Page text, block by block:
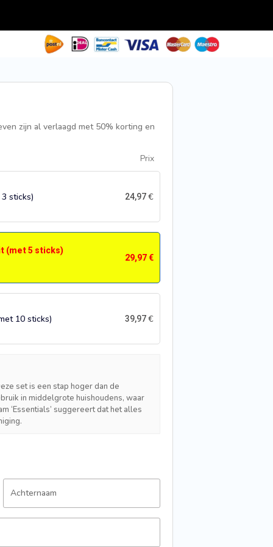
zijn al verlaagd met 50% korting en
Prix
sticks) 24,97€
(met 5 sticks)
29,97€
10 sticks) 39,97€
set is een stap hoger dan de
in middelgrote huishoudens, waar
‘Essentials’ suggereert dat het alles
Achternaam